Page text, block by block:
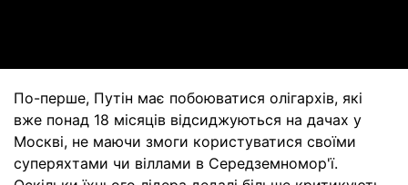
По-перше, Путін має побоюватися олігархів, які
вже понад 18 місяців відсиджуються на дачах у
Москві, не маючи змоги користуватися своїми
суперяхтами чи віллами в Середземномор'ї.